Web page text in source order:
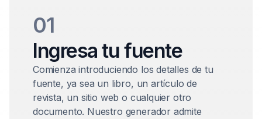
01
Ingresa tu fuente
Comienza introduciendo los detalles de tu
fuente, ya sea un libro, un artículo de
revista, un sitio web o cualquier otro
documento. Nuestro generador admite